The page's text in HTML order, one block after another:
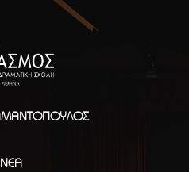
ΝΈΑ